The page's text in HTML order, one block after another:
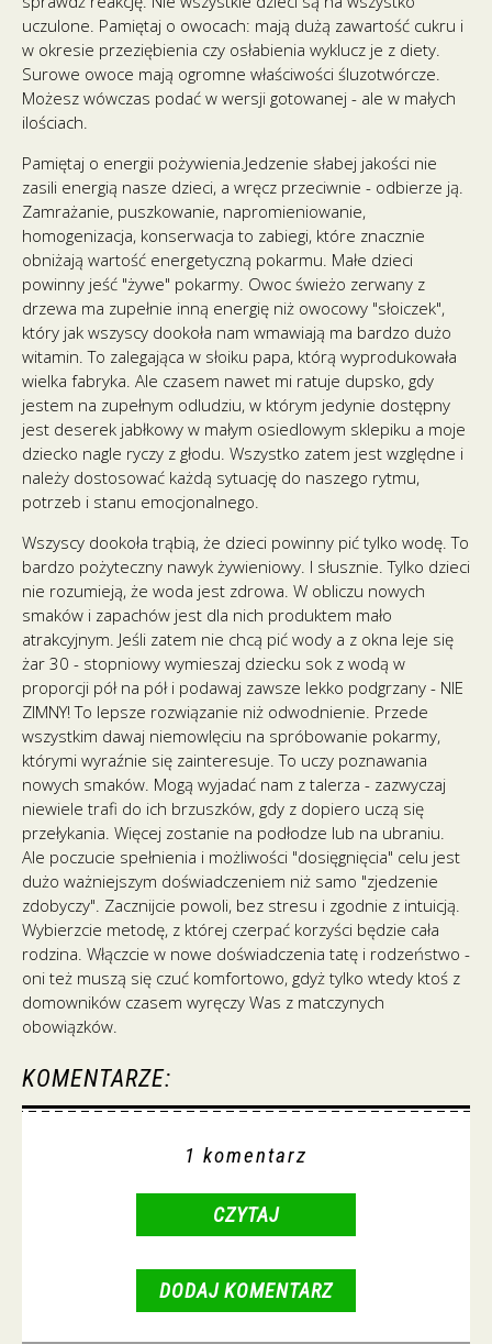
uczulone. Pamiętaj o owocach: mają dużą zawartość cukru i
w okresie przeziębienia czy osłabienia wyklucz je z diety.
Surowe owoce mają ogromne właściwości śluzotwórcze.
Możesz wówczas podać w wersji gotowanej - ale w małych
ilościach.
Pamiętaj o energii pożywienia.Jedzenie słabej jakości nie
zasili energią nasze dzieci, a wręcz przeciwnie - odbierze ją.
Zamrażanie, puszkowanie, napromieniowanie,
homogenizacja, konserwacja to zabiegi, które znacznie
obniżają wartość energetyczną pokarmu. Małe dzieci
powinny jeść "żywe" pokarmy. Owoc świeżo zerwany z
drzewa ma zupełnie inną energię niż owocowy "słoiczek",
który jak wszyscy dookoła nam wmawiają ma bardzo dużo
witamin. To zalegająca w słoiku papa, którą wyprodukowała
wielka fabryka. Ale czasem nawet mi ratuje dupsko, gdy
jestem na zupełnym odludziu, w którym jedynie dostępny
jest deserek jabłkowy w małym osiedlowym sklepiku a moje
dziecko nagle ryczy z głodu. Wszystko zatem jest względne i
należy dostosować każdą sytuację do naszego rytmu,
potrzeb i stanu emocjonalnego.
Wszyscy dookoła trąbią, że dzieci powinny pić tylko wodę. To
bardzo pożyteczny nawyk żywieniowy. I słusznie. Tylko dzieci
nie rozumieją, że woda jest zdrowa. W obliczu nowych
smaków i zapachów jest dla nich produktem mało
atrakcyjnym. Jeśli zatem nie chcą pić wody a z okna leje się
żar 30 - stopniowy wymieszaj dziecku sok z wodą w
proporcji pół na pół i podawaj zawsze lekko podgrzany - NIE
ZIMNY! To lepsze rozwiązanie niż odwodnienie. Przede
wszystkim dawaj niemowlęciu na spróbowanie pokarmy,
którymi wyraźnie się zainteresuje. To uczy poznawania
nowych smaków. Mogą wyjadać nam z talerza - zazwyczaj
niewiele trafi do ich brzuszków, gdy z dopiero uczą się
przełykania. Więcej zostanie na podłodze lub na ubraniu.
Ale poczucie spełnienia i możliwości "dosięgnięcia" celu jest
dużo ważniejszym doświadczeniem niż samo "zjedzenie
zdobyczy". Zacznijcie powoli, bez stresu i zgodnie z intuicją.
Wybierzcie metodę, z której czerpać korzyści będzie cała
rodzina. Włączcie w nowe doświadczenia tatę i rodzeństwo -
oni też muszą się czuć komfortowo, gdyż tylko wtedy ktoś z
domowników czasem wyręczy Was z matczynych
obowiązków.
KOMENTARZE:
1 komentarz
CZYTAJ
DODAJ KOMENTARZ